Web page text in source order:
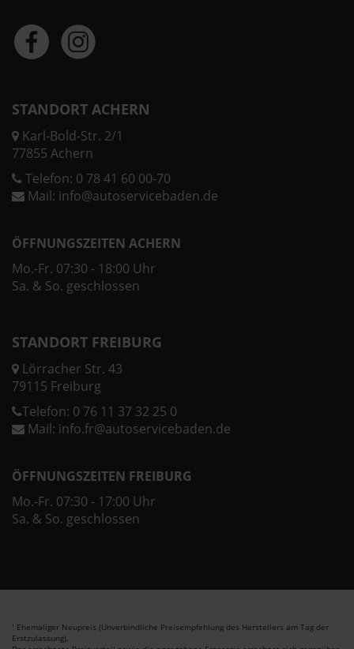
STANDORT ACHERN
Karl-Bold-Str. 2/1
77855 Achern
Telefon: 0 78 41 60 00-70
Mail: info@autoservicebaden.de
ÖFFNUNGSZEITEN ACHERN
Mo.-Fr. 07:30 - 18:00 Uhr
Sa. & So. geschlossen
STANDORT FREIBURG
Lörracher Str. 43
79115 Freiburg
Telefon: 0 76 11 37 32 25 0
Mail: info.fr@autoservicebaden.de
ÖFFNUNGSZEITEN FREIBURG
Mo.-Fr. 07:30 - 17:00 Uhr
Sa. & So. geschlossen
1 Ehemaliger Neupreis (Unverbindliche Preisempfehlung des Herstellers am Tag der
Erstzulassung).